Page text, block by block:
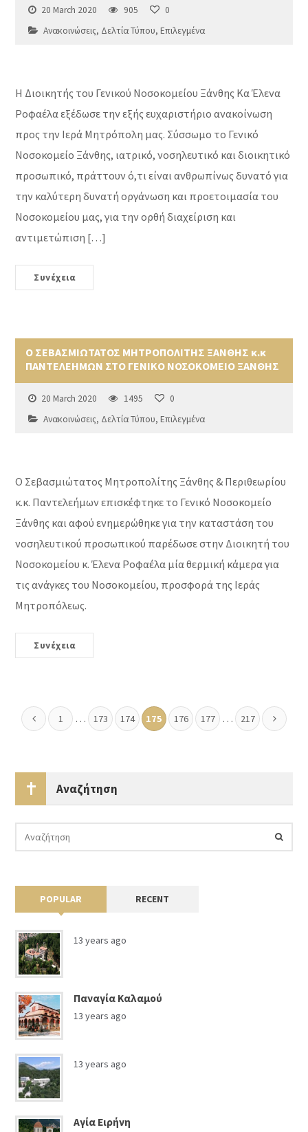
20 March 2020 905
0
Ανακοινώσεις, Δελτία Τύπου,Επιλεγμένα
Η Διοικητής του Γενικού Νοσοκομείου Ξάνθης Κα Έλενα
Ροφαέλα εξέδωσε την εξής ευχαριστήριο ανακοίνωση
προς την Ιερά Μητρόπολη μας. Σύσσωμο το Γενικό
Νοσοκομείο Ξάνθης, ιατρικό, νοσηλευτικό και διοικητικό
προσωπικό, πράττουν ό,τι είναι ανθρωπίνως δυνατό για
την καλύτερη δυνατή οργάνωση και προετοιμασία του
Νοσοκομείου μας, για την ορθή διαχείριση και
αντιμετώπιση […]
Συνέχεια
Ο ΣΕΒΑΣΜΙΩΤΑΤΟΣ ΜΗΤΡΟΠΟΛΙΤΗΣ ΞΑΝΘΗΣ κ.κ
ΠΑΝΤΕΛΕΗΜΩΝ ΣΤΟ ΓΕΝΙΚΟ ΝΟΣΟΚΟΜΕΙΟ ΞΑΝΘΗΣ
20 March 2020 1495
0
Ανακοινώσεις, Δελτία Τύπου,Επιλεγμένα
Ο Σεβασμιώτατος Μητροπολίτης Ξάνθης & Περιθεωρίου
κ.κ. Παντελεήμων επισκέφτηκε το Γενικό Νοσοκομείο
Ξάνθης και αφού ενημερώθηκε για την καταστάση του
νοσηλευτικού προσωπικού παρέδωσε στην Διοικητή του
Νοσοκομείου κ. Έλενα Ροφαέλα μία θερμική κάμερα για
τις ανάγκες του Νοσοκομείου, προσφορά της Ιεράς
Μητροπόλεως.
Συνέχεια
1 … 173 174 175 176 177 … 217
Αναζήτηση
POPULAR RECENT
13 years ago
Παναγία Καλαμού
13 years ago
13 years ago
Αγία Ειρήνη